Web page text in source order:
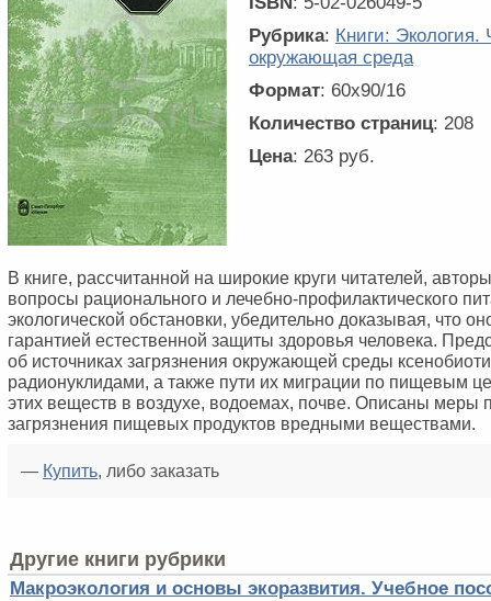
Рубрика: Книги: Экология.
окружающая среда
Формат: 60x90/16
Количество страниц: 208
Цена: 263 руб.
В книге, рассчитанной на широкие круги читателей,
вопросы рационального и лечебно-профилактического
экологической обстановки, убедительно доказывая, что
гарантией естественной защиты здоровья человека.
об источниках загрязнения окружающей среды
радионуклидами, а также пути их миграции по пищевым
этих веществ в воздухе, водоемах, почве. Описаны меры
загрязнения пищевых продуктов вредными веществами.
— Купить, либо заказать
Другие книги рубрики
Макроэкология и основы экоразвития. Учебное